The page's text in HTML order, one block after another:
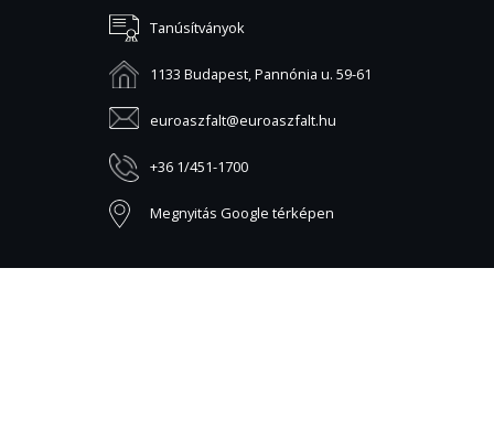
Tanúsítványok
1133 Budapest, Pannónia u. 59-61
euroaszfalt@euroaszfalt.hu
+36 1/451-1700
Megnyitás Google térképen